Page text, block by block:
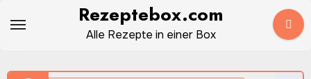
Inhalt
Rezeptebox.com
Alle Rezepte in einer Box